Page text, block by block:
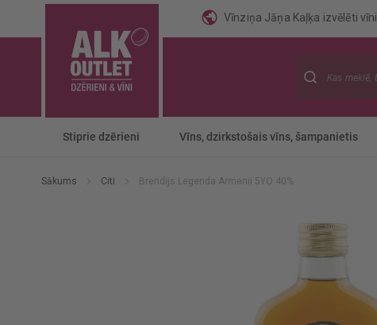
Vīnziņa Jāņa Kaļķa izvēlēti vīni
Stiprie dzērieni Vīns, dzirkstošais vīns, šampanietis
Sākums Citi Brendijs Legenda Armenii 5YO 40%